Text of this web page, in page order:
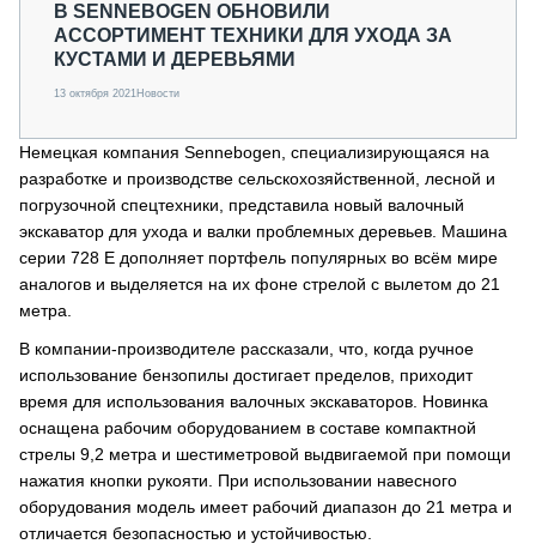
В SENNEBOGEN ОБНОВИЛИ
АССОРТИМЕНТ ТЕХНИКИ ДЛЯ УХОДА ЗА
КУСТАМИ И ДЕРЕВЬЯМИ
13 октября 2021Новости
Немецкая компания Sennebogen, специализирующаяся на
разработке и производстве сельскохозяйственной, лесной и
погрузочной спецтехники, представила новый валочный
экскаватор для ухода и валки проблемных деревьев. Машина
серии 728 E дополняет портфель популярных во всём мире
аналогов и выделяется на их фоне стрелой с вылетом до 21
метра.
В компании-производителе рассказали, что, когда ручное
использование бензопилы достигает пределов, приходит
время для использования валочных экскаваторов. Новинка
оснащена рабочим оборудованием в составе компактной
стрелы 9,2 метра и шестиметровой выдвигаемой при помощи
нажатия кнопки рукояти. При использовании навесного
оборудования модель имеет рабочий диапазон до 21 метра и
отличается безопасностью и устойчивостью.